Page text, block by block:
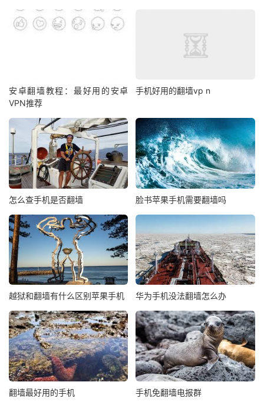
安卓翻墙教程：最好用的安卓
VPN推荐
手机好用的翻墙vp n
怎么查手机是否翻墙 脸书苹果手机需要翻墙吗
越狱和翻墙有什么区别苹果手机 华为手机没法翻墙怎么办
翻墙最好用的手机 手机免翻墙电报群